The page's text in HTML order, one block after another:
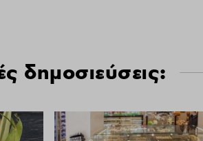
δημοσιεύσεις: